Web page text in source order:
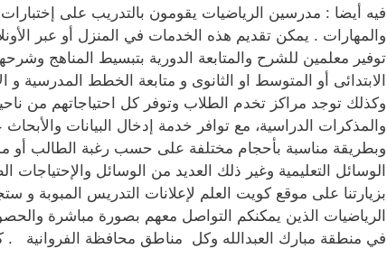
فيه أيضا : مدرسين الرياضيات يقومون بالتدريب على
والمهارات . يمكن تقديم هذه الخدمات في المنزل أو عبر
توفير معلمين للشرح والمتابعة الدورية بتبسيط المناهج
الابتدائى أو المتوسط او الثانوى و متابعة الخطط
وكذلك توجد مراكز تخدم الطلاب وتوفر كل احتياجاتهم من
والمذكرات الدراسية، مع توافر خدمة إدخال البيانات
وبطريقة مناسبة بأحجام مختلفة على حسب رغبة الطالب أو
الوسائل التعليمية وغير ذلك العديد من الوسائل والإحتياجات
بزيارتنا على موقع كويت العلم لإعلانات التدريس المبوبة
الرياضيات الذين يمكنكم التواصل معهم بصورة مباشرة
في منطقة مبارك العبدالله وكل مناطق محافظة الفروانية